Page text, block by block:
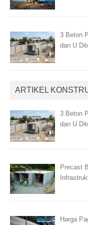
3 Beton
dan U
ARTIKEL
3 Beton
dan U
Precast
Harga